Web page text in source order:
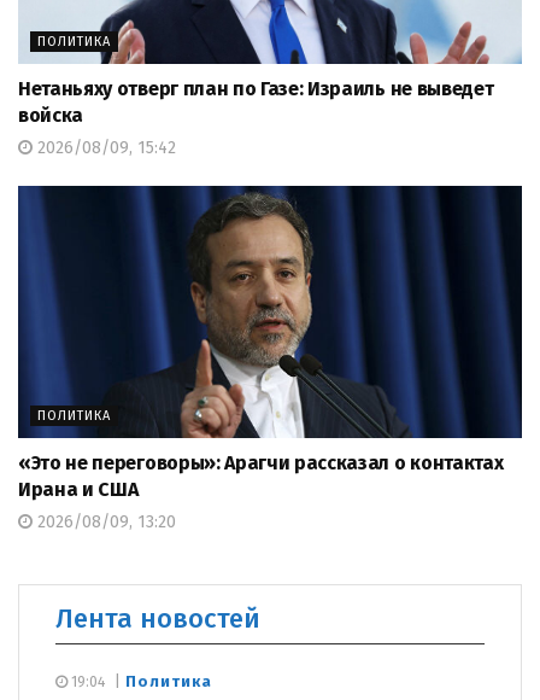
ПОЛИТИКА
Нетаньяху отверг план по Газе: Израиль не выведет
войска
2026/08/09, 15:42
ПОЛИТИКА
«Это не переговоры»: Арагчи рассказал о контактах
Ирана и США
2026/08/09, 13:20
Лента новостей
Политика
19:04